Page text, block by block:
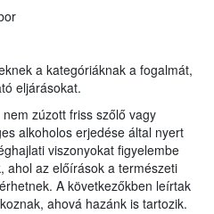
a kategóriáknak a fogalmát,
eljárásokat.
zúzott friss szőlő vagy
alkoholos erjedése által nyert
viszonyokat figyelembe
ahol az előírások a természeti
A következőkben leírtak
ahová hazánk is tartozik.